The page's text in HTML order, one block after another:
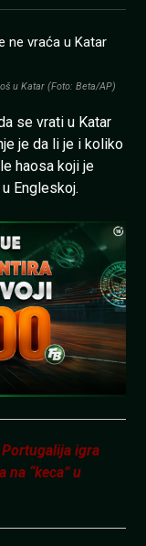
u Katar (Foto: Beta/AP)
se vrati u Katar
je da li je i koliko
haosa koji je
Engleskoj.
Portugalija igra
na “keca” u